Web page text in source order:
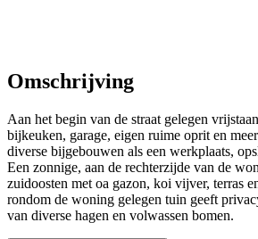
Omschrijving
Aan het begin van de straat gelegen
bijkeuken, garage, eigen ruime oprit en
diverse bijgebouwen als een werkplaats,
Een zonnige, aan de rechterzijde van de
zuidoosten met oa gazon, koi vijver, terras
rondom de woning gelegen tuin geeft
van diverse hagen en volwassen bomen.